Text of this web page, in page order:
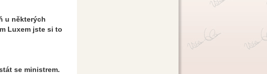
u některých
Luxem jste si to
se ministrem.